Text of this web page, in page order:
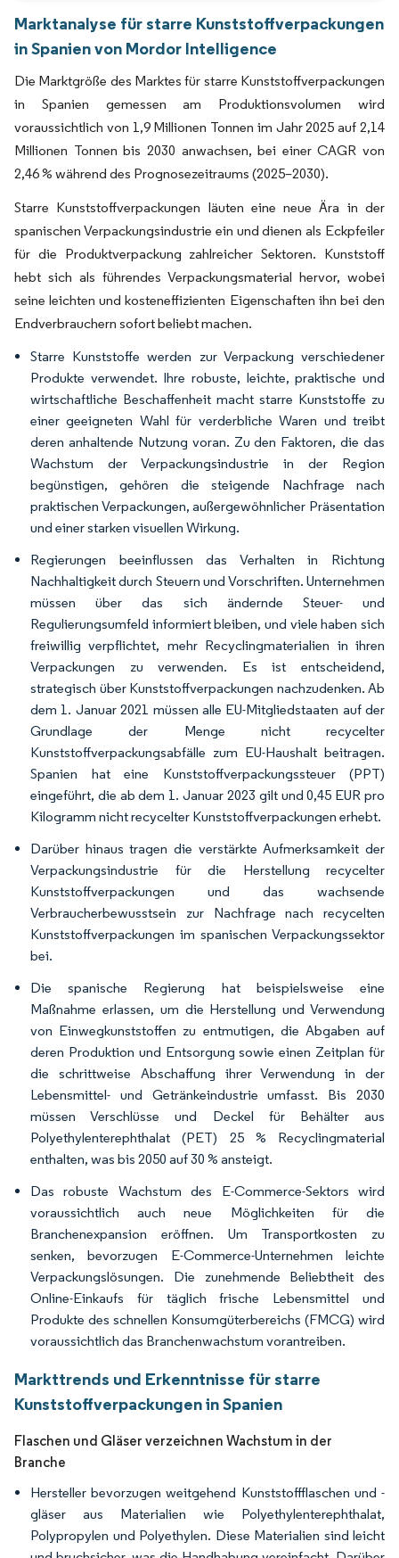
Marktanalyse für starre Kunststoffverpackungen
in Spanien von Mordor Intelligence
Die Marktgröße des Marktes für starre Kunststoffverpackungen
in Spanien gemessen am Produktionsvolumen wird
voraussichtlich von 1,9 Millionen Tonnen im Jahr 2025 auf 2,14
Millionen Tonnen bis 2030 anwachsen, bei einer CAGR von
2,46 % während des Prognosezeitraums (2025–2030).
Starre Kunststoffverpackungen läuten eine neue Ära in der
spanischen Verpackungsindustrie ein und dienen als Eckpfeiler
für die Produktverpackung zahlreicher Sektoren. Kunststoff
hebt sich als führendes Verpackungsmaterial hervor, wobei
seine leichten und kosteneffizienten Eigenschaften ihn bei den
Endverbrauchern sofort beliebt machen.
Starre Kunststoffe werden zur Verpackung verschiedener
Produkte verwendet. Ihre robuste, leichte, praktische und
wirtschaftliche Beschaffenheit macht starre Kunststoffe zu
einer geeigneten Wahl für verderbliche Waren und treibt
deren anhaltende Nutzung voran. Zu den Faktoren, die das
Wachstum der Verpackungsindustrie in der Region
begünstigen, gehören die steigende Nachfrage nach
praktischen Verpackungen, außergewöhnlicher Präsentation
und einer starken visuellen Wirkung.
Regierungen beeinflussen das Verhalten in Richtung
Nachhaltigkeit durch Steuern und Vorschriften. Unternehmen
müssen über das sich ändernde Steuer- und
Regulierungsumfeld informiert bleiben, und viele haben sich
freiwillig verpflichtet, mehr Recyclingmaterialien in ihren
Verpackungen zu verwenden. Es ist entscheidend,
strategisch über Kunststoffverpackungen nachzudenken. Ab
dem 1. Januar 2021 müssen alle EU-Mitgliedstaaten auf der
Grundlage der Menge nicht recycelter
Kunststoffverpackungsabfälle zum EU-Haushalt beitragen.
Spanien hat eine Kunststoffverpackungssteuer (PPT)
eingeführt, die ab dem 1. Januar 2023 gilt und 0,45 EUR pro
Kilogramm nicht recycelter Kunststoffverpackungen erhebt.
Darüber hinaus tragen die verstärkte Aufmerksamkeit der
Verpackungsindustrie für die Herstellung recycelter
Kunststoffverpackungen und das wachsende
Verbraucherbewusstsein zur Nachfrage nach recycelten
Kunststoffverpackungen im spanischen Verpackungssektor
bei.
Die spanische Regierung hat beispielsweise eine
Maßnahme erlassen, um die Herstellung und Verwendung
von Einwegkunststoffen zu entmutigen, die Abgaben auf
deren Produktion und Entsorgung sowie einen Zeitplan für
die schrittweise Abschaffung ihrer Verwendung in der
Lebensmittel- und Getränkeindustrie umfasst. Bis 2030
müssen Verschlüsse und Deckel für Behälter aus
Polyethylenterephthalat (PET) 25 % Recyclingmaterial
enthalten, was bis 2050 auf 30 % ansteigt.
Das robuste Wachstum des E-Commerce-Sektors wird
voraussichtlich auch neue Möglichkeiten für die
Branchenexpansion eröffnen. Um Transportkosten zu
senken, bevorzugen E-Commerce-Unternehmen leichte
Verpackungslösungen. Die zunehmende Beliebtheit des
Online-Einkaufs für täglich frische Lebensmittel und
Produkte des schnellen Konsumgüterbereichs (FMCG) wird
voraussichtlich das Branchenwachstum vorantreiben.
Markttrends und Erkenntnisse für starre
Kunststoffverpackungen in Spanien
Flaschen und Gläser verzeichnen Wachstum in der
Branche
Hersteller bevorzugen weitgehend Kunststoffflaschen und -
gläser aus Materialien wie Polyethylenterephthalat,
Polypropylen und Polyethylen. Diese Materialien sind leicht